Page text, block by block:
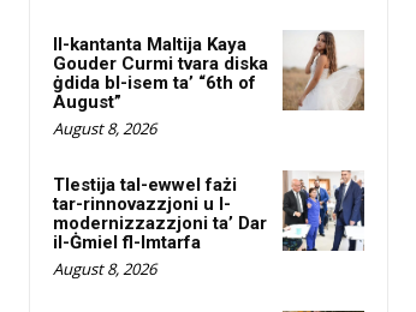
Il-kantanta Maltija Kaya
Gouder Curmi tvara diska
ġdida bl-isem ta’ “6th of
August”
August 8, 2026
Tlestija tal-ewwel fażi
tar-rinnovazzjoni u l-
modernizzazzjoni ta’ Dar
il-Ġmiel fl-Imtarfa
August 8, 2026